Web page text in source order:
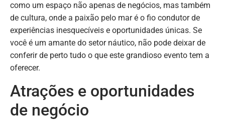
como um espaço não apenas de negócios, mas também
de cultura, onde a paixão pelo mar é o fio condutor de
experiências inesquecíveis e oportunidades únicas. Se
você é um amante do setor náutico, não pode deixar de
conferir de perto tudo o que este grandioso evento tem a
oferecer.
Atrações e oportunidades
de negócio